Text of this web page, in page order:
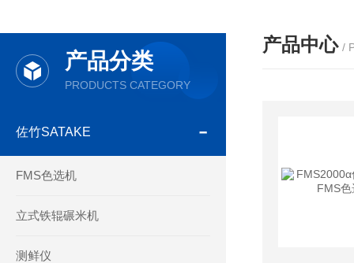
产品分类
PRODUCTS CATEGORY
佐竹SATAKE
FMS色选机
立式铁辊碾米机
测鲜仪
产品中心 /